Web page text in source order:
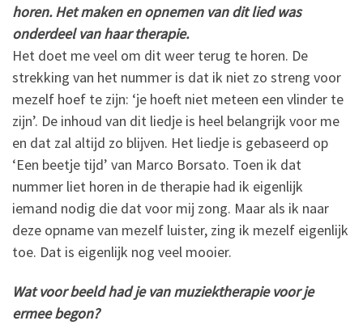
horen. Het maken en opnemen van dit lied was
onderdeel van haar therapie.
Het doet me veel om dit weer terug te horen. De
strekking van het nummer is dat ik niet zo streng voor
mezelf hoef te zijn: ‘je hoeft niet meteen een vlinder te
zijn’. De inhoud van dit liedje is heel belangrijk voor me
en dat zal altijd zo blijven. Het liedje is gebaseerd op
‘Een beetje tijd’ van Marco Borsato. Toen ik dat
nummer liet horen in de therapie had ik eigenlijk
iemand nodig die dat voor mij zong. Maar als ik naar
deze opname van mezelf luister, zing ik mezelf eigenlijk
toe. Dat is eigenlijk nog veel mooier.
Wat voor beeld had je van muziektherapie voor je
ermee begon?